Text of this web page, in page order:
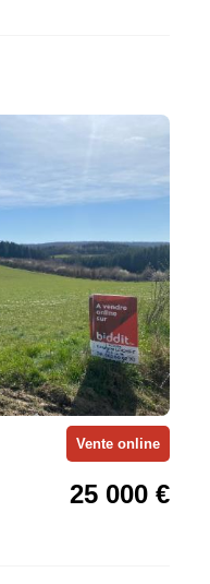
Vente online
25 000 €